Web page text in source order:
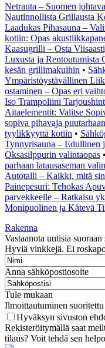
Netrauta – Suomen
Nautinnollista Grillausta
Laadukas Pihasauna –
kotiin: Opas
Kaasugrilli – Osta
Luxusta ja Rentoutumista
kesän grillimakuihin •
Ympäristöystävällinen
ostaminen – Opas eri
Iso Trampoliini
Aitaelementit: Valitse
sopiva pihavaja
tyylikkyyttä kotiin •
Tynnyrisauna – Edullinen
Oksasilppurin valintaopas •
parhaan latausaseman
Autotalli – Kaikki, mitä
Painepesuri: Tehokas
parvekkeelle – Ratkaisu
Monipuolinen ja Kätevä
Rakenna
Vastaanota uutisia
Hyviä vinkkejä. Ei
Anna sähköpostiosoite
Tule mukaan
Ilmoittautuminen
Hyväksyn sivuston
Rekisteröitymällä saat
tilaus? Voit tehdä sen